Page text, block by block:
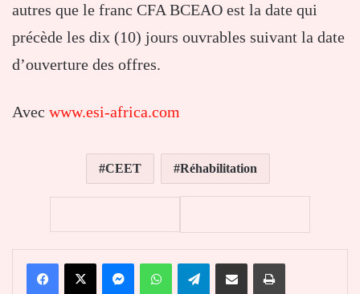
autres que le franc CFA BCEAO est la date qui
précède les dix (10) jours ouvrables suivant la date
d’ouverture des offres.
Avec www.esi-africa.com
CEET Réhabilitation
FacebookX MessengerWhatsAppTelegramPartager par email Imprimer